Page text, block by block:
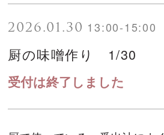
2026.01.30 13:00-15:00
厨の味噌作り 1/30
受付は終了しました